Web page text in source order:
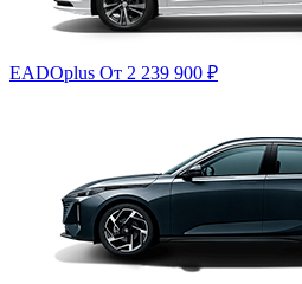
EADOplus От 2 239 900 ₽